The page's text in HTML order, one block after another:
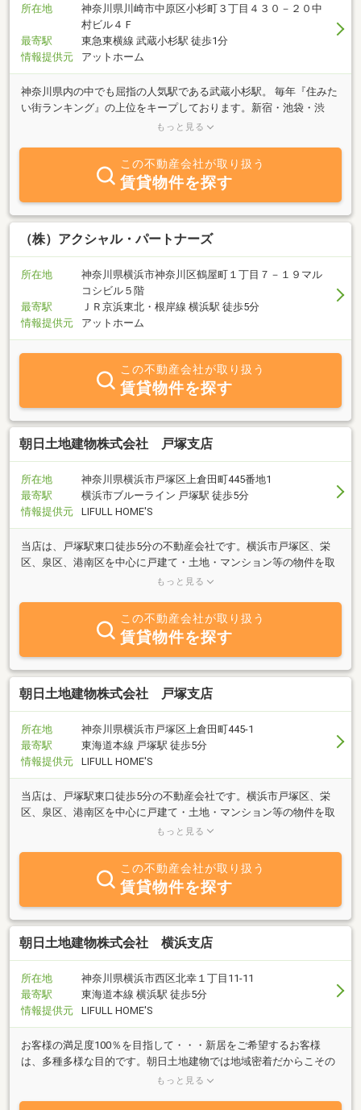
所在地
神奈川県川崎市中原区小杉町３丁目４３０－２０中
村ビル４Ｆ
最寄駅
東急東横線 武蔵小杉駅 徒歩1分
情報提供元
アットホーム
神奈川県内の中でも屈指の人気駅である武蔵小杉駅。 毎年『住みた
い街ランキング』の上位をキープしております。新宿・池袋・渋
谷・品川・新橋・東京などの都心の主要駅や、横浜・みなとみら
大型商業施設や、いくつもの大型タワーマンションは武蔵小杉で
す。武蔵小杉でのお部屋探しはぜひ当店にお任せくださいませ。 地
域に詳しいスタッフがご案内いたします。
もっと見る
この不動産会社が取り扱う
賃貸物件を探す
（株）アクシャル・パートナーズ
所在地
神奈川県横浜市神奈川区鶴屋町１丁目７－１９マル
コシビル５階
最寄駅
ＪＲ京浜東北・根岸線 横浜駅 徒歩5分
情報提供元
アットホーム
この不動産会社が取り扱う
賃貸物件を探す
朝日土地建物株式会社 戸塚支店
所在地
神奈川県横浜市戸塚区上倉田町445番地1
最寄駅
横浜市ブルーライン 戸塚駅 徒歩5分
情報提供元
LIFULL HOME'S
当店は、戸塚駅東口徒歩5分の不動産会社です。横浜市戸塚区、栄
区、泉区、港南区を中心に戸建て・土地・マンション等の物件を取
り扱っています。無料駐車場、キッズスペースございます。ご来店
もっと見る
この不動産会社が取り扱う
賃貸物件を探す
朝日土地建物株式会社 戸塚支店
所在地
神奈川県横浜市戸塚区上倉田町445-1
最寄駅
東海道本線 戸塚駅 徒歩5分
情報提供元
LIFULL HOME'S
当店は、戸塚駅東口徒歩5分の不動産会社です。横浜市戸塚区、栄
区、泉区、港南区を中心に戸建て・土地・マンション等の物件を取
り扱っています。無料駐車場、キッズスペースございます。ご来店
もっと見る
この不動産会社が取り扱う
賃貸物件を探す
朝日土地建物株式会社 横浜支店
所在地
神奈川県横浜市西区北幸１丁目11-11
最寄駅
東海道本線 横浜駅 徒歩5分
情報提供元
LIFULL HOME'S
お客様の満足度100％を目指して・・・新居をご希望するお客様
は、多種多様な目的です。朝日土地建物では地域密着だからこその
強みを発揮し弊社営業マンは、ホットなハートとフットワークの良
もっと見る